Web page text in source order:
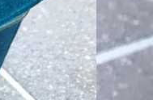
ikke mindst